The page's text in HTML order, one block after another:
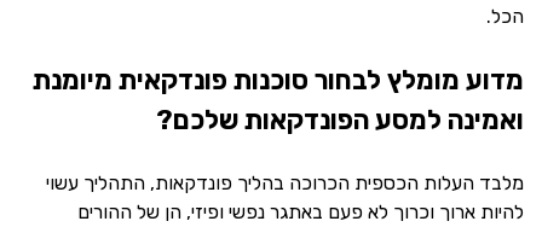
הכל.
מדוע מומלץ לבחור סוכנות פונדקאית מיומנת
ואמינה למסע הפונדקאות שלכם?
מלבד העלות הכספית הכרוכה בהליך פונדקאות, התהליך עשוי
להיות ארוך וכרוך לא פעם באתגר נפשי ופיזי, הן של ההורים